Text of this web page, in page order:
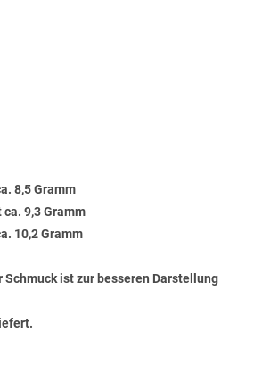
8,5 Gramm
9,3 Gramm
10,2 Gramm
ist zur besseren Darstellung